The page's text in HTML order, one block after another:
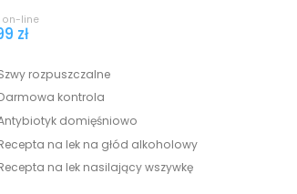
on-line
zł
rozpuszczalne
kontrola
domięśniowo
na lek na głód alkoholowy
na lek nasilający wszywkę